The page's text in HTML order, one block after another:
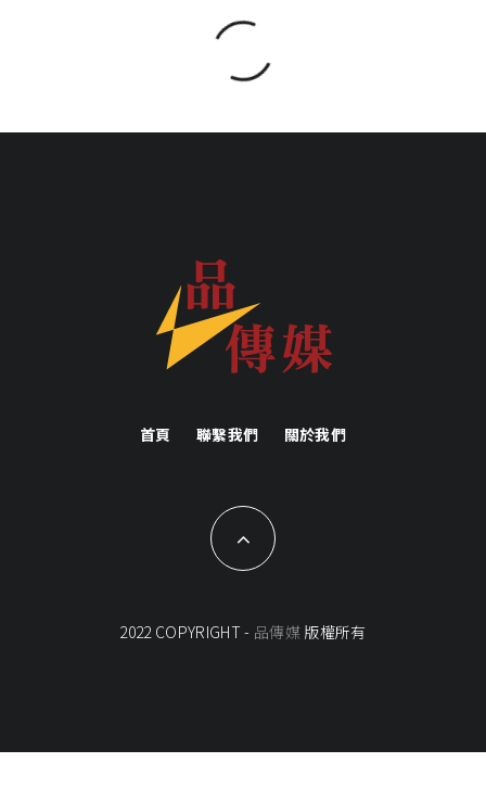
首頁 聯繫我們 關於我們
2022 COPYRIGHT - 品傳媒 版權所有